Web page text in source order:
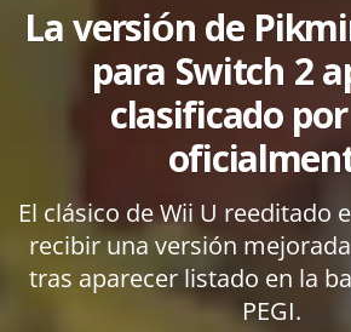
La versión de
para Switch 2
clasificado por
El clásico de Wii U reeditado
recibir una versión
tras aparecer listado en la
PEGI.